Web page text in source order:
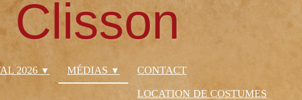
Clisson
2026 ▼ MÉDIAS ▼
CONTACT
LOCATION DE COSTUMES